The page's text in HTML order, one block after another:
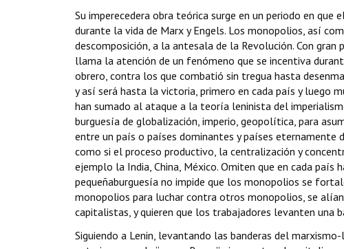
Su imperecedera obra teórica surge en un periodo en
durante la vida de Marx y Engels. Los monopolios, así
descomposición, a la antesala de la Revolución. Con
llama la atención de un fenómeno que se incentiva
obrero, contra los que combatió sin tregua hasta
y así será hasta la victoria, primero en cada país y luego
han sumado al ataque a la teoría leninista del
burguesía de globalización, imperio, geopolítica, para
entre un país o países dominantes y países
como si el proceso productivo, la centralización y
ejemplo la India, China, México. Omiten que en cada país
pequeñaburguesía no impide que los monopolios se
monopolios para luchar contra otros monopolios, se
capitalistas, y quieren que los trabajadores levanten una
Siguiendo a Lenin, levantando las banderas del